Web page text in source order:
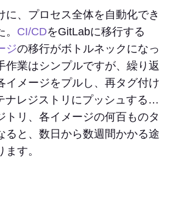
に、プロセス全体を自動化でき
CI/CDをGitLabに移行する
ジの移行がボトルネックになっ
作業はシンプルですが、繰り返
イメージをプルし、再タグ付け
ナレジストリにプッシュする…
トリ、各イメージの何百ものタ
ると、数日から数週間かかる途
す。